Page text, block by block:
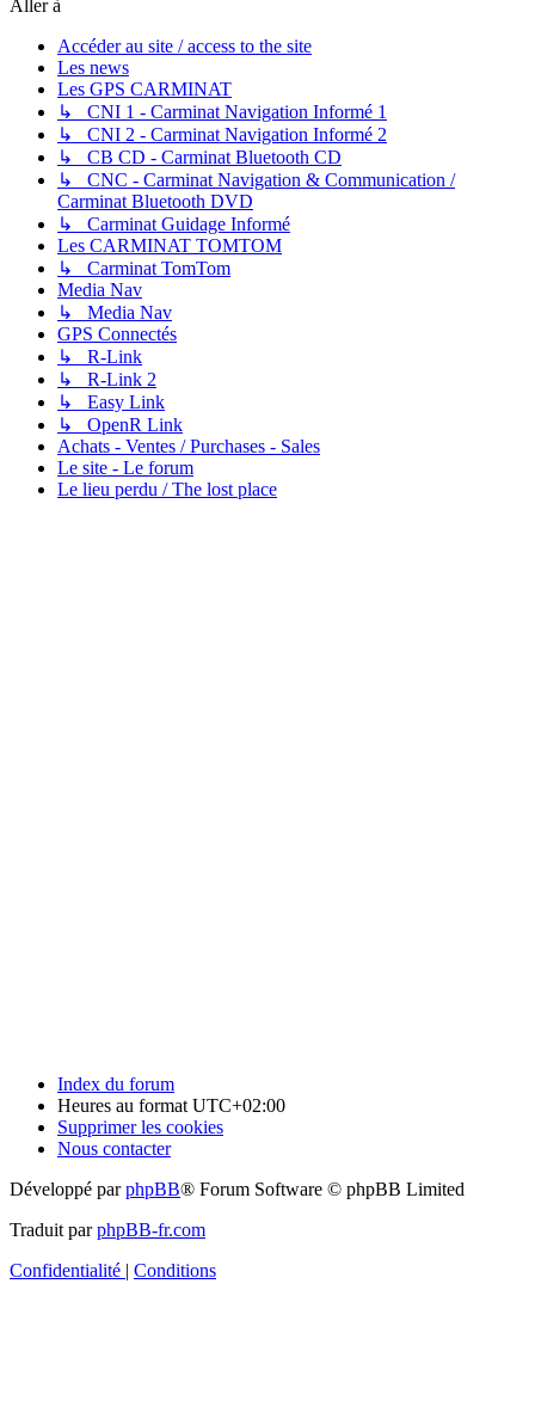
Aller à
Accéder au site / access to the site
Les news
Les GPS CARMINAT
↳ CNI 1 - Carminat Navigation Informé 1
↳ CNI 2 - Carminat Navigation Informé 2
↳ CB CD - Carminat Bluetooth CD
↳ CNC - Carminat Navigation & Communication /
Carminat Bluetooth DVD
↳ Carminat Guidage Informé
Les CARMINAT TOMTOM
↳ Carminat TomTom
Media Nav
↳ Media Nav
GPS Connectés
↳ R-Link
↳ R-Link 2
↳ Easy Link
↳ OpenR Link
Achats - Ventes / Purchases - Sales
Le site - Le forum
Le lieu perdu / The lost place
Index du forum
Heures au format UTC+02:00
Supprimer les cookies
Nous contacter
Développé parphpBB® Forum Software © phpBB Limited
Traduit parphpBB-fr.com
Confidentialité | Conditions